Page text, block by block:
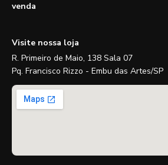
venda
Visite nossa loja
R. Primeiro de Maio, 138 Sala 07
Pq. Francisco Rizzo - Embu das Artes/SP